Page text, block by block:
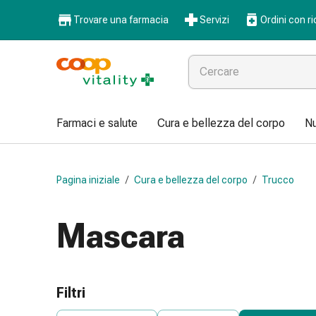
Farmaci
Influenza
Pastiglie
Farmaci
e
Mal
di
Trovare una farmacia Servizi Ordini con
Farmaci e salute Cura e bellezza del corpo
Pagina iniziale / Cura e bellezza del corpo / Trucco
Mascara
Filtri